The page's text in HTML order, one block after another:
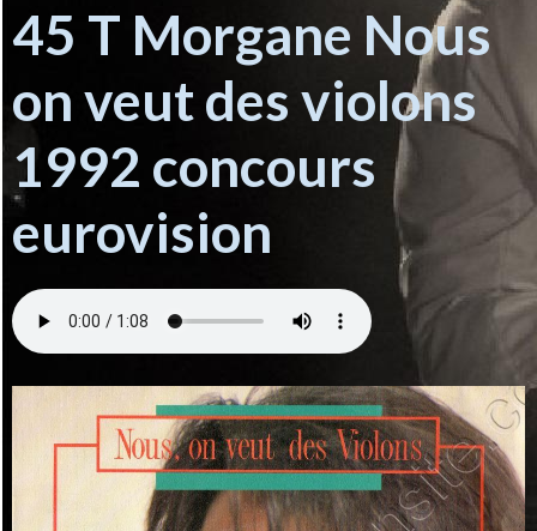
45 T Morgane Nous
on veut des violons
1992 concours
eurovision